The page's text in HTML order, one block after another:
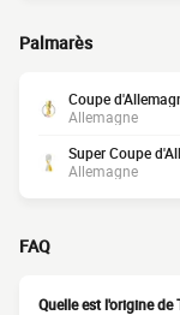
Palmarès
Coupe
Allemagne
Super Coupe
Allemagne
FAQ
Quelle est l'origine